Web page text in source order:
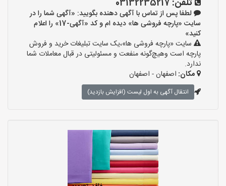
تلفن: 03132235217
لطفا پس از تماس با آگهی دهنده بگویید: «آگهی شما را در
سایت «پارچه فروشی ها» دیده ام و کد «آگهی-17» را اعلام
کنید»
سایت «پارچه فروشی ها»،یک سایت تبلیغات خرید و فروش
پارچه است وهیچ‌گونه منفعت و مسئولیتی در قبال معاملات شما
ندارد.
مکان: اصفهان - اصفهان
انتقال آگهی به اول لیست (افزایش بازدید)